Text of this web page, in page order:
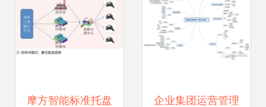
摩方智能标准托盘 企业集团运营管理